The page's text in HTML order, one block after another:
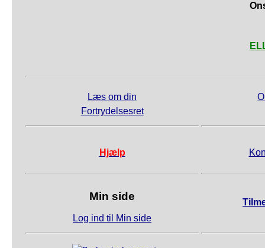
Læs om din
Fortrydelsesret
Hjælp
Min side
Log ind til Min side